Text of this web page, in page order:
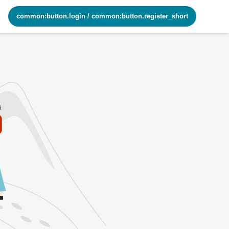
common:button.login / common:button.register_short